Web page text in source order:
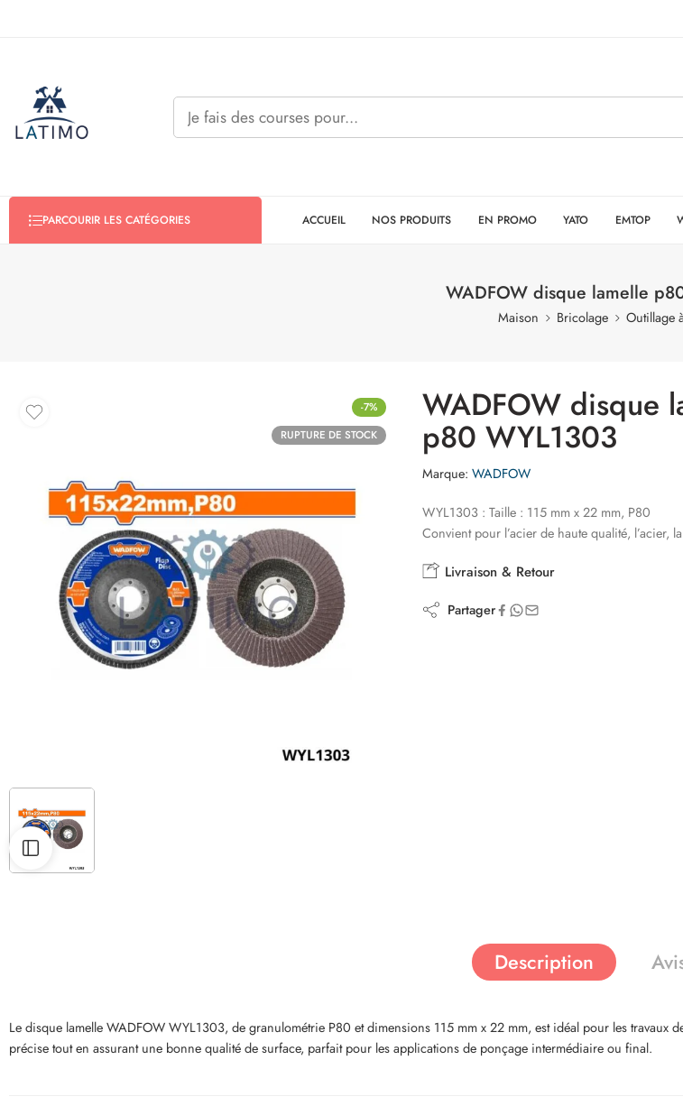
PARCOURIR LES CATÉGORIES ACCUEIL NOS PRODUITS EN PROMO YATO EMTOP
WADFOW disque lamelle
Maison Bricolage Outillage
-7%
RUPTURE DE STOCK
WADFOW disque
p80 WYL1303
Marque: WADFOW
WYL1303 : Taille : 115 mm x 22 mm, P80
Convient pour l’acier de haute qualité, l’acier,
Livraison & Retour
Partager
Description
Le disque lamelle WADFOW WYL1303, de granulométrie P80 et dimensions 115 mm x 22 mm, est idéal pour les travaux
précise tout en assurant une bonne qualité de surface, parfait pour les applications de ponçage intermédiaire ou final.